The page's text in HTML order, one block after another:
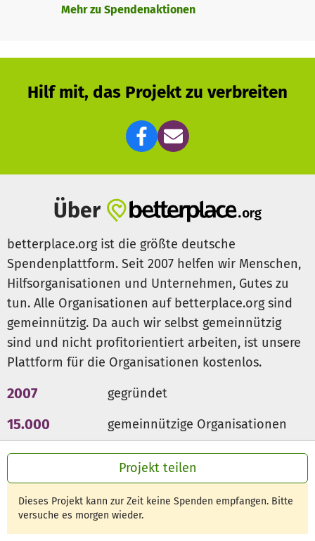
Projekt teilen
Dieses Projekt kann zur Zeit keine Spenden empfangen. Bitte
versuche es morgen wieder.
Junge KünstlerInnen sollen die Möglichkeit bekommen,
Verschiedene Projekte durch Kooperationen mit anderen
Organisationen für Kunst und Kultur sind ebenfalls fest
Bisher konnten wir durch unseren Arbeitseinsatz schon
Vordermann zu bringen oder Dinge wie Feuerlöscher
Wartung zu erledigen.
Wir sind nichts ohne dich - hilf uns dabei!
Weitere Infos und aktuelle Bilder findest du unter
www.brotdose-kunst.org
Mehr zu Spendenaktionen
Hilf mit, das Projekt zu verbreiten
Über
betterplace.org ist die größte deutsche
Spendenplattform. Seit 2007 helfen wir Menschen,
Hilfsorganisationen und Unternehmen, Gutes zu
tun. Alle Organisationen auf betterplace.org sind
gemeinnützig. Da auch wir selbst gemeinnützig
sind und nicht profitorientiert arbeiten, ist unsere
Plattform für die Organisationen kostenlos.
2007 gegründet
15.000 gemeinnützige Organisationen
300 Mio € für den guten Zweck